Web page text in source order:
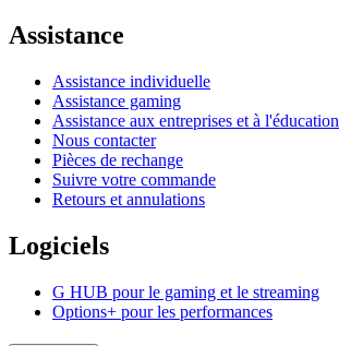
Assistance
Assistance individuelle
Assistance gaming
Assistance aux entreprises et à l'éducation
Nous contacter
Pièces de rechange
Suivre votre commande
Retours et annulations
Logiciels
G HUB pour le gaming et le streaming
Options+ pour les performances